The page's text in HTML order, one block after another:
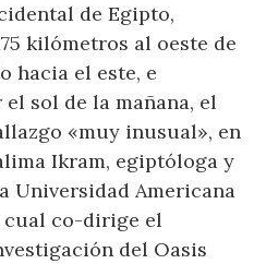
de Egipto,
kilómetros al oeste de
hacia el este, e
sol de la mañana, el
«muy inusual», en
Ikram, egiptóloga y
Universidad Americana
cual co-dirige el
del Oasis